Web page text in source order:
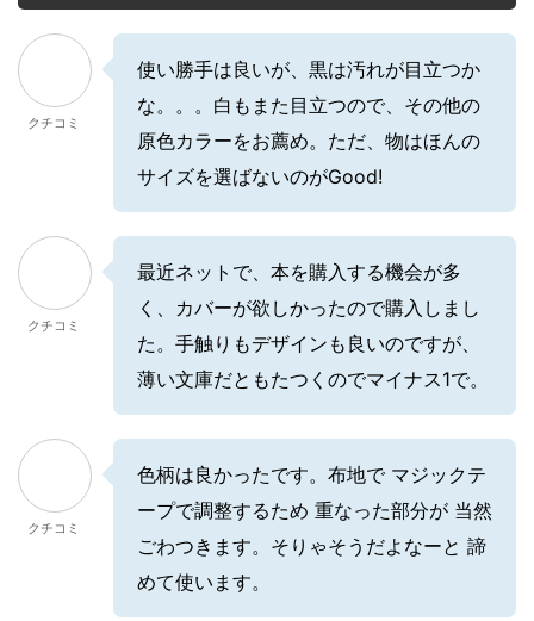
クチコミ
使い勝手は良いが、黒は汚れが目立つか
な。。。白もまた目立つので、その他の
原色カラーをお薦め。ただ、物はほんの
サイズを選ばないのがGood!
クチコミ
最近ネットで、本を購入する機会が多
く、カバーが欲しかったので購入しまし
た。手触りもデザインも良いのですが、
薄い文庫だともたつくのでマイナス1で。
クチコミ
色柄は良かったです。布地で マジックテ
ープで調整するため 重なった部分が 当然
ごわつきます。そりゃそうだよなーと 諦
めて使います。